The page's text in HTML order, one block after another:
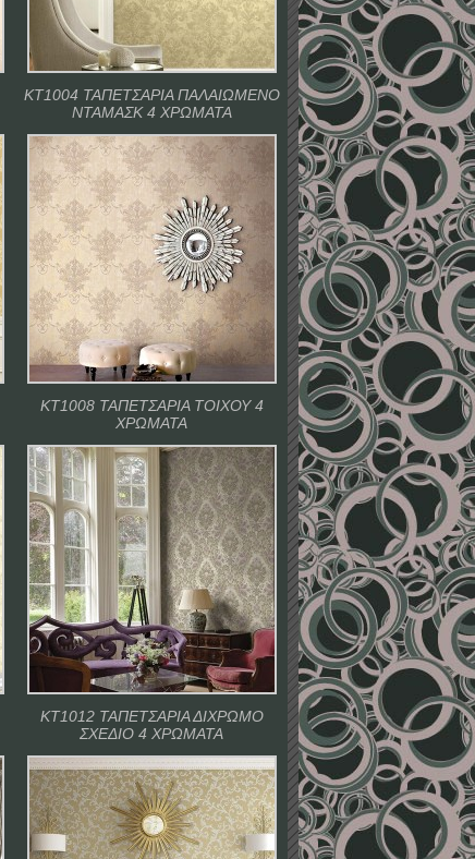
ΚΤ1004 ΤΑΠΕΤΣΑΡΙΑ ΠΑΛΑΙΩΜΕΝΟ
ΝΤΑΜΑΣΚ 4 ΧΡΩΜΑΤΑ
ΚΤ1008 ΤΑΠΕΤΣΑΡΙΑ ΤΟΙΧΟΥ 4
ΧΡΩΜΑΤΑ
ΚΤ1012 ΤΑΠΕΤΣΑΡΙΑ ΔΙΧΡΩΜΟ
ΣΧΕΔΙΟ 4 ΧΡΩΜΑΤΑ